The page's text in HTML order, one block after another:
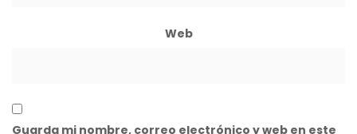
Web
Guarda mi nombre, correo electrónico y web en este